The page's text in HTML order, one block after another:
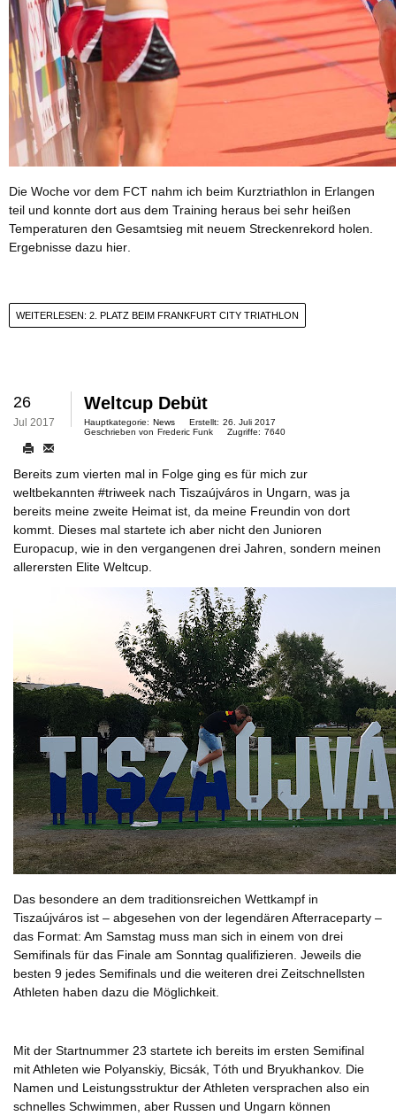
Die Woche vor dem FCT nahm ich beim Kurztriathlon in Erlangen
teil und konnte dort aus dem Training heraus bei sehr heißen
Temperaturen den Gesamtsieg mit neuem Streckenrekord holen.
Ergebnisse dazu hier
WEITERLESEN: 2. PLATZ BEIM FRANKFURT CITY TRIATHLON
26
Jul 2017
Weltcup Debüt
Hauptkategorie: News Erstellt: 26. Juli 2017
Geschrieben von Frederic Funk Zugriffe: 7640
Bereits zum vierten mal in Folge ging es für mich zur
weltbekannten #triweek nach Tiszaújváros in Ungarn, was ja
bereits meine zweite Heimat ist, da meine Freundin von dort
kommt. Dieses mal startete ich aber nicht den Junioren
Europacup, wie in den vergangenen drei Jahren, sondern meinen
allerersten Elite Weltcup.
Das besondere an dem traditionsreichen Wettkampf in
Tiszaújváros ist – abgesehen von der legendären Afterraceparty –
das Format: Am Samstag muss man sich in einem von drei
Semifinals für das Finale am Sonntag qualifizieren. Jeweils die
besten 9 jedes Semifinals und die weiteren drei Zeitschnellsten
Athleten haben dazu die Möglichkeit.
Mit der Startnummer 23 startete ich bereits im ersten Semifinal
mit Athleten wie Polyanskiy, Bicsák, Tóth und Bryukhankov. Die
Namen und Leistungsstruktur der Athleten versprachen also ein
schnelles Schwimmen, aber Russen und Ungarn können